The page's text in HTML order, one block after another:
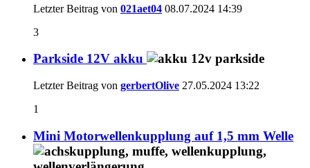
Letzter Beitrag von 021aet04 08.07.2024 14:39
3
Parkside 12V akku
Letzter Beitrag von gerbertOlive 27.05.2024 13:22
1
Mini Motorwellenkupplung auf 1,5 mm Welle